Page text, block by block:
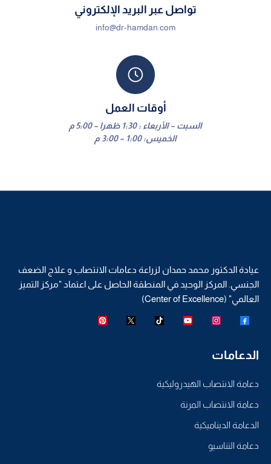
تواصل عبر البريد الإلكتروني
info@dr-hamdan.com
أوقات العمل
السبت – الأربعاء : 1:30 ظهرا – 5:00 م
الخميس: 1:00 – 3:00 م
عيادة الدكتور محمد حمدان لزراعة دعامات الانتصاب و علاج الضعف
الجنسي. المركز الوحيد في المنطقة الحاصل على اعتماد "مركز التميز
العالمي" (Center of Excellence)
الدعامات
دعامة الانتصاب الهيدروليكية
دعامة الانتصاب المرنة
الدعامة الديناميكية
دعامة التناسيو